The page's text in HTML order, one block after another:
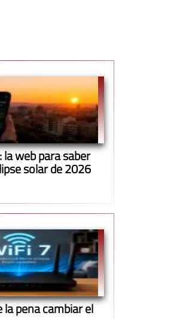
la web para saber
solar de 2026
la pena cambiar el